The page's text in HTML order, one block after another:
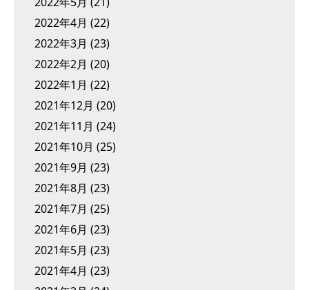
2022年4月 (22)
2022年3月 (23)
2022年2月 (20)
2022年1月 (22)
2021年12月 (20)
2021年11月 (24)
2021年10月 (25)
2021年9月 (23)
2021年8月 (23)
2021年7月 (25)
2021年6月 (23)
2021年5月 (23)
2021年4月 (23)